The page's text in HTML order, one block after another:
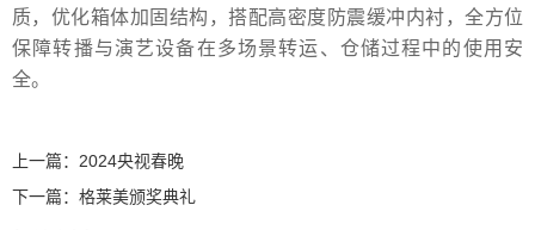
质，优化箱体加固结构，搭配高密度防震缓冲内衬，全方位
保障转播与演艺设备在多场景转运、仓储过程中的使用安
全。
上一篇： 2024央视春晚
下一篇： 格莱美颁奖典礼